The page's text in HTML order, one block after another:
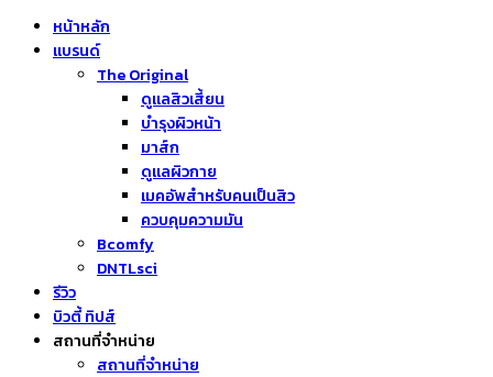
หน้าหลัก
แบรนด์
The Original
ดูแลสิวเสี้ยน
บำรุงผิวหน้า
มาส์ก
ดูแลผิวกาย
เมคอัพสำหรับคนเป็นสิว
ควบคุมความมัน
Bcomfy
DNTLsci
รีวิว
บิวตี้ ทิปส์
สถานที่จำหน่าย
สถานที่จำหน่าย